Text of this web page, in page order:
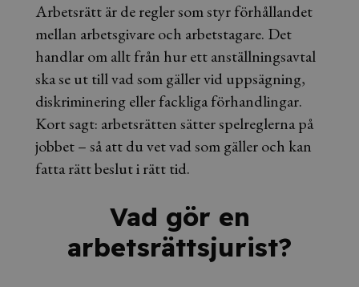
Arbetsrätt är de regler som styr förhållandet
mellan arbetsgivare och arbetstagare. Det
handlar om allt från hur ett anställningsavtal
ska se ut till vad som gäller vid uppsägning,
diskriminering eller fackliga förhandlingar.
Kort sagt: arbetsrätten sätter spelreglerna på
jobbet – så att du vet vad som gäller och kan
fatta rätt beslut i rätt tid.
Vad gör en
arbetsrättsjurist?